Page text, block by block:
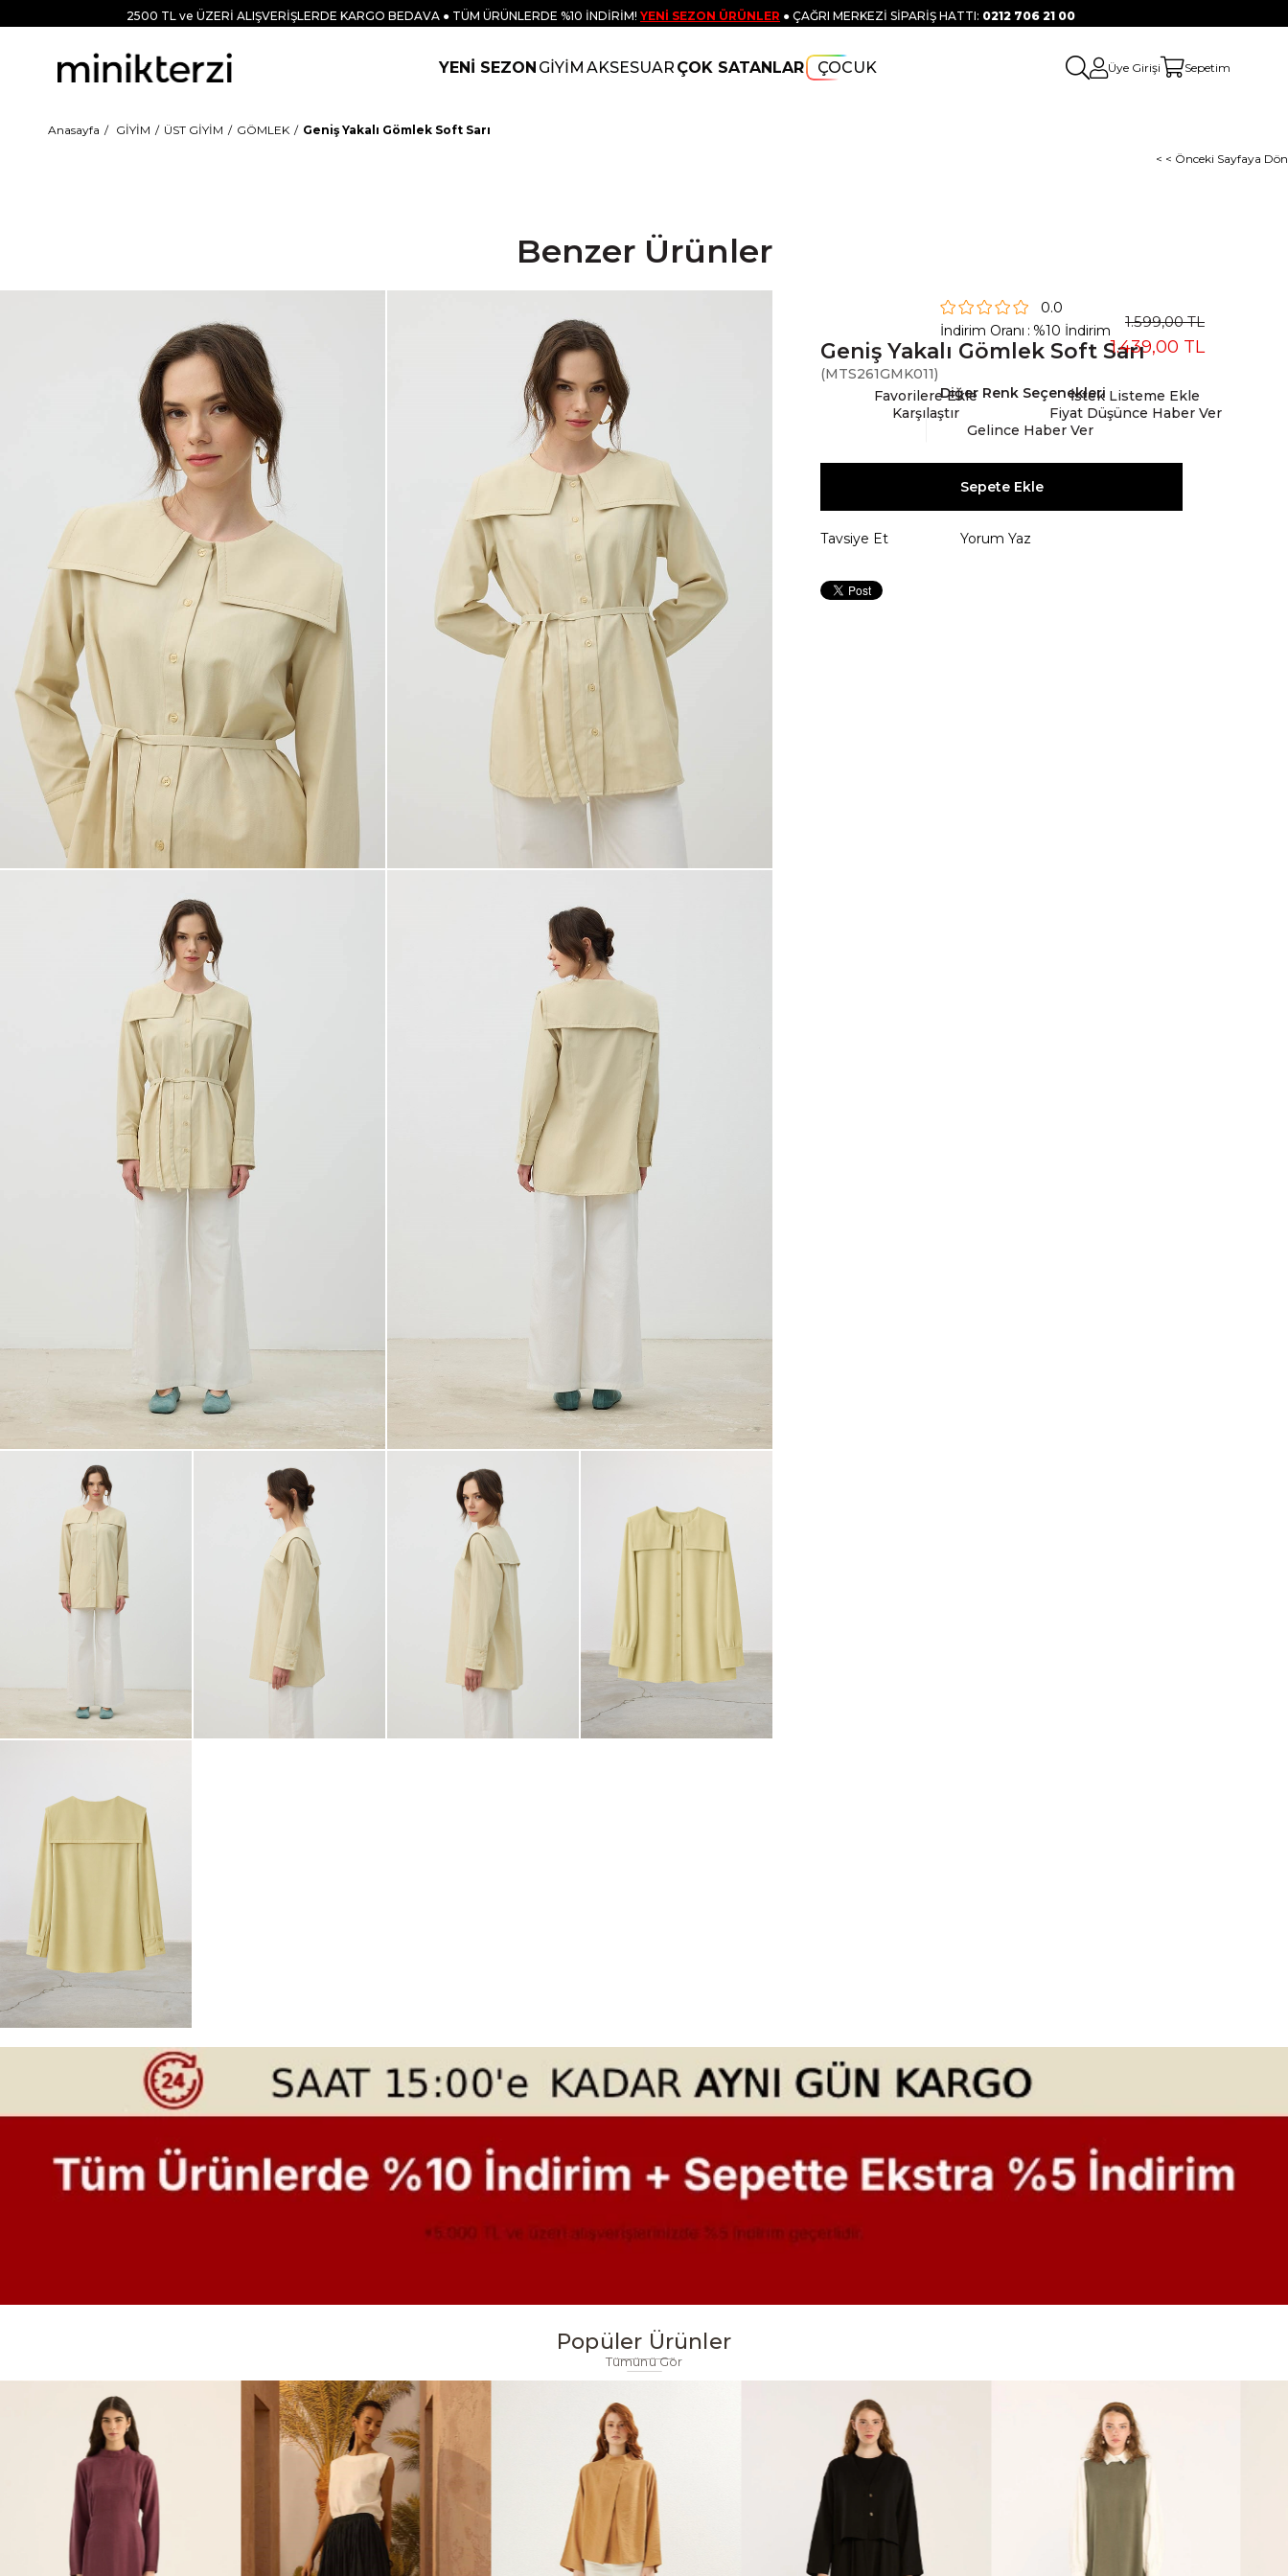
2500 TL ve ÜZERİ ALIŞVERİŞLERDE KARGO BEDAVA ● TÜM ÜRÜNLERDE %10 İNDİRİM! YENİ SEZON ÜRÜNLER ● ÇAĞRI MERKEZİ SİPARİŞ HATTI: 0212 706 21 00
YENİ SEZON GİYİM AKSESUAR ÇOK SATANLAR ÇOCUK Üye Girişi Sepetim
Anasayfa GİYİM ÜST GİYİM GÖMLEK
Geniş Yakalı Gömlek Soft Sarı
< < Önceki Sayfaya Dön
Benzer Ürünler
Geniş Yakalı Gömlek Soft Sarı
(MTS261GMK011)
0.0
İndirim Oranı : %10 İndirim 1.599,00 TL
1.439,00 TL
Diğer Renk Seçenekleri
Favorilere Ekle
İstek Listeme Ekle
Karşılaştır
Fiyat Düşünce Haber Ver
Gelince Haber Ver
Tavsiye Et Yorum Yaz
Popüler Ürünler
Tümünü Gör